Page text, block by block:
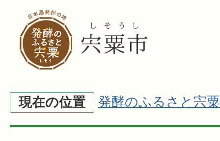
現在の位置 発酵のふるさと宍粟